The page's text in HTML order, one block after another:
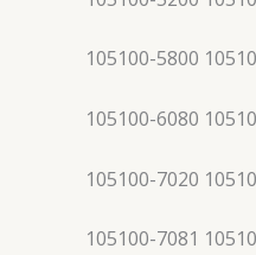
105100-5800
105100-6080
105100-7020
105100-7081